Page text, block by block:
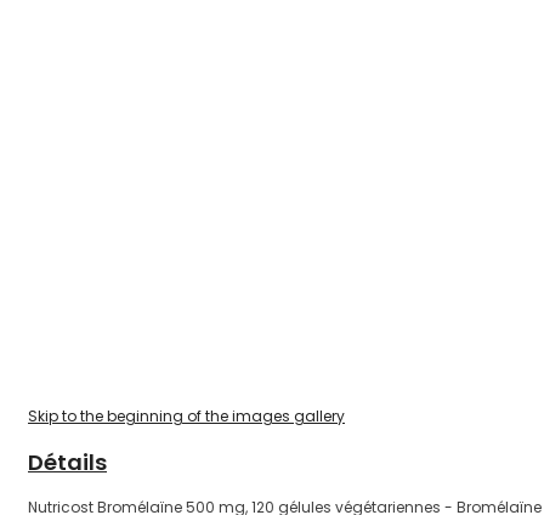
Skip to the beginning of the images gallery
Détails
Nutricost Bromélaïne 500 mg, 120 gélules végétariennes - Bromélaïne